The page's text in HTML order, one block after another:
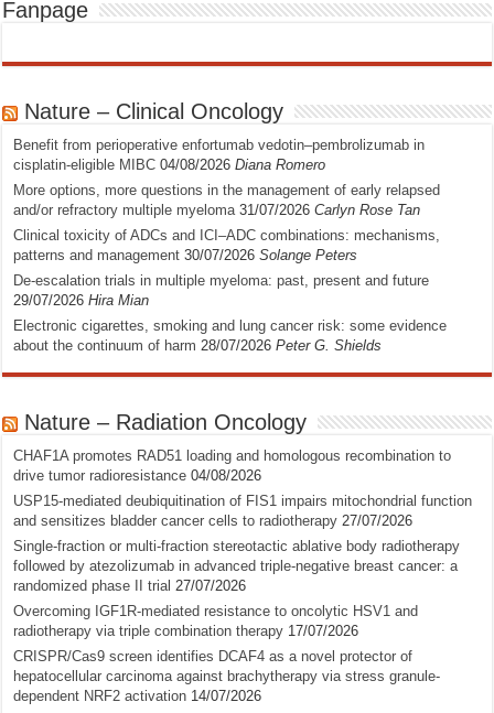
Fanpage
Nature – Clinical Oncology
Benefit from perioperative enfortumab vedotin–pembrolizumab in
cisplatin-eligible MIBC 04/08/2026 Diana Romero
More options, more questions in the management of early relapsed
and/or refractory multiple myeloma 31/07/2026 Carlyn Rose Tan
Clinical toxicity of ADCs and ICI–ADC combinations: mechanisms,
patterns and management 30/07/2026 Solange Peters
De-escalation trials in multiple myeloma: past, present and future
29/07/2026 Hira Mian
Electronic cigarettes, smoking and lung cancer risk: some evidence
about the continuum of harm 28/07/2026 Peter G. Shields
Nature – Radiation Oncology
CHAF1A promotes RAD51 loading and homologous recombination to
drive tumor radioresistance 04/08/2026
USP15-mediated deubiquitination of FIS1 impairs mitochondrial function
and sensitizes bladder cancer cells to radiotherapy 27/07/2026
Single-fraction or multi-fraction stereotactic ablative body radiotherapy
followed by atezolizumab in advanced triple-negative breast cancer: a
randomized phase II trial 27/07/2026
Overcoming IGF1R-mediated resistance to oncolytic HSV1 and
radiotherapy via triple combination therapy 17/07/2026
CRISPR/Cas9 screen identifies DCAF4 as a novel protector of
hepatocellular carcinoma against brachytherapy via stress granule-
dependent NRF2 activation 14/07/2026